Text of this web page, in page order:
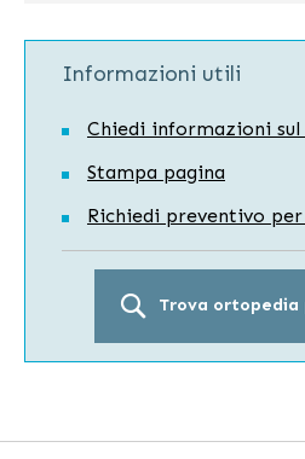
Informazioni utili
Chiedi informazioni
Stampa pagina
Richiedi preventivo
Trova ortopedia